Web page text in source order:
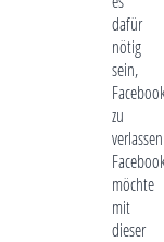
dafür
nötig
sein,
zu
möchte
mit
dieser